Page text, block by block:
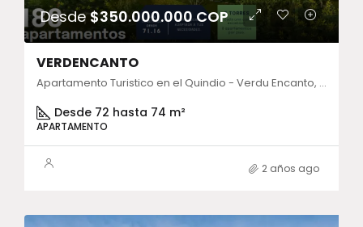
Desde$350.000.000 COP
VERDENCANTO
Apartamento Turistico en el Quindio - Verdu Encanto, Verdú II Condominio Campestre, Calle 49, Armenia, Quindío, Colombia
Desde 72 hasta 74 m²
APARTAMENTO
2 años ago